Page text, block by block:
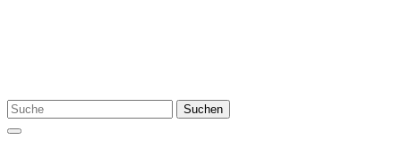
Suchen
nach:
Suchen
Menü